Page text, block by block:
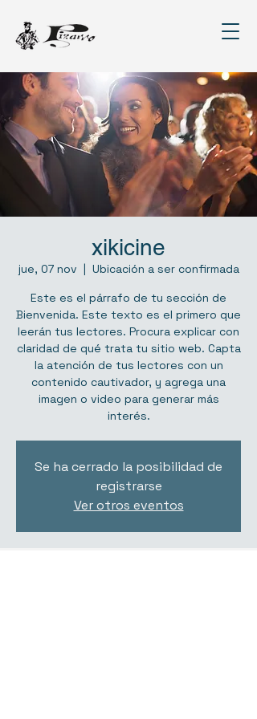
xikicine
jue, 07 nov
  |
Ubicación a ser confirmada
Este es el párrafo de tu sección de
Bienvenida. Este texto es el primero que
leerán tus lectores. Procura explicar con
claridad de qué trata tu sitio web. Capta
la atención de tus lectores con un
contenido cautivador, y agrega una
imagen o video para generar más
interés.
Se ha cerrado la posibilidad de
registrarse
Ver otros eventos